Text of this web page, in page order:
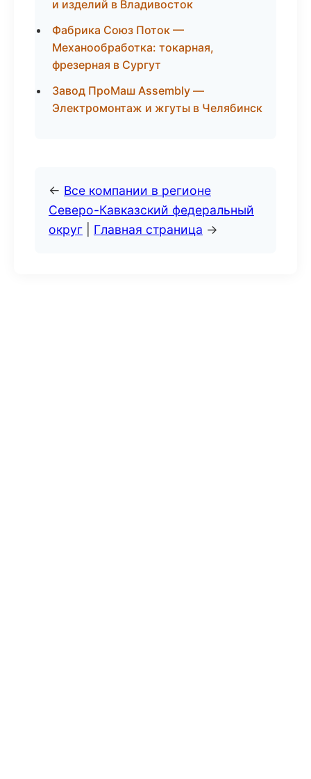
и изделий в Владивосток
Фабрика Союз Поток —
Механообработка: токарная,
фрезерная в Сургут
Завод ПроМаш Assembly —
Электромонтаж и жгуты в Челябинск
← Все компании в регионе
Северо-Кавказский федеральный
округ
Главная страница →